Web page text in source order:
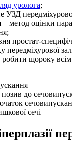
уролога;
УЗД
– метод оцінки
простат-
передміхурової
щороку всім
до
сечі